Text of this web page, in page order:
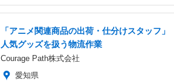
「アニメ関連商品の出荷・仕分けスタッフ」
人気グッズを扱う物流作業
Courage Path株式会社
愛知県